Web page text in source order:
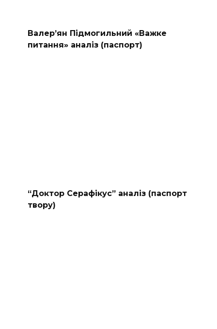
Валер’ян Підмогильний «Важке
питання» аналіз (паспорт)
“Доктор Серафікус” аналіз (паспорт
твору)